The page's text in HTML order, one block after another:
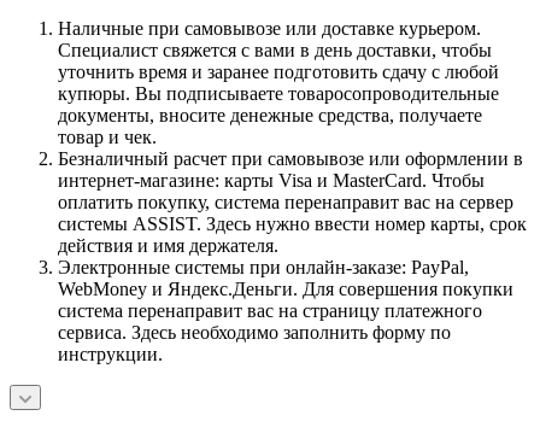
Наличные при самовывозе или доставке курьером.
Специалист свяжется с вами в день доставки, чтобы
уточнить время и заранее подготовить сдачу с любой
купюры. Вы подписываете товаросопроводительные
документы, вносите денежные средства, получаете
товар и чек.
Безналичный расчет при самовывозе или оформлении в
интернет-магазине: карты Visa и MasterCard. Чтобы
оплатить покупку, система перенаправит вас на сервер
системы ASSIST. Здесь нужно ввести номер карты, срок
действия и имя держателя.
Электронные системы при онлайн-заказе: PayPal,
WebMoney и Яндекс.Деньги. Для совершения покупки
система перенаправит вас на страницу платежного
сервиса. Здесь необходимо заполнить форму по
инструкции.